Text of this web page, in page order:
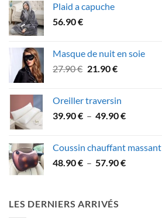
Plaid a capuche
56.90€
Masque de nuit en soie
27.90€ Le
était :
27.90 €.
21.90€Le
est :
21.90 €.
Oreiller traversin
39.90€ – 49.90€Plage
39.90 €
à
Coussin chauffant massant
48.90€ – 57.90€Plage
LES DERNIERS ARRIVÉS